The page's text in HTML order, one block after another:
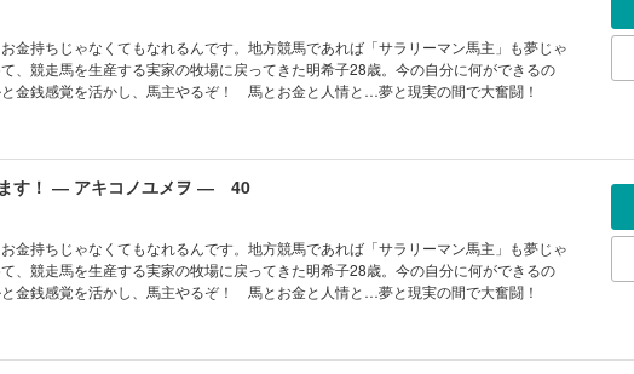
お金持ちじゃなくてもなれるんです。地方競馬であれば「サラリーマン馬主」も夢じゃ
、競走馬を生産する実家の牧場に戻ってきた明希子28歳。今の自分に何ができるの
金銭感覚を活かし、馬主やるぞ！ 馬とお金と人情と…夢と現実の間で大奮闘！
ます！ ― アキコノユメヲ ― 40
お金持ちじゃなくてもなれるんです。地方競馬であれば「サラリーマン馬主」も夢じゃ
、競走馬を生産する実家の牧場に戻ってきた明希子28歳。今の自分に何ができるの
金銭感覚を活かし、馬主やるぞ！ 馬とお金と人情と…夢と現実の間で大奮闘！